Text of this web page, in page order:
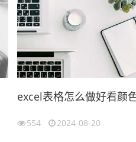
excel表格怎么做好看颜
554 2024-08-20